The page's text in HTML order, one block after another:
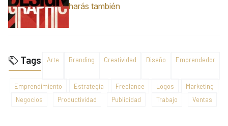
harás también
Tags Arte Branding Creatividad Diseño Emprendedor
Emprendimiento Estrategia Freelance Logos
Marketing
Negocios
Productividad Publicidad Trabajo Ventas